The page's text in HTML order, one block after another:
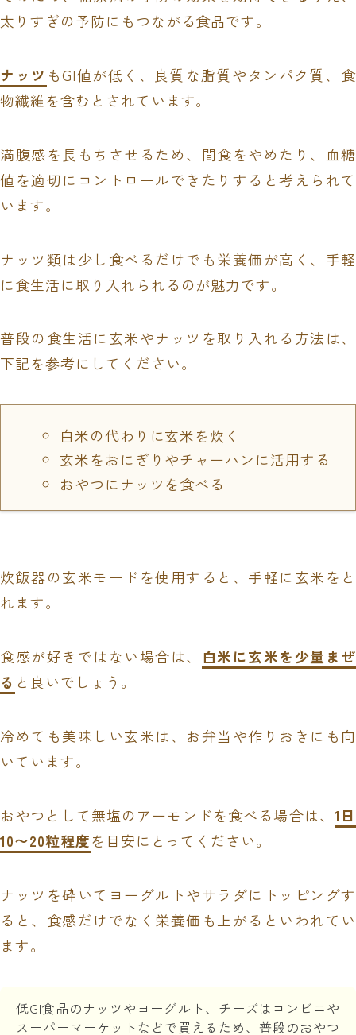
太りすぎの予防にもつながる食品です。
ナッツ もGI値が低く、良質な脂質やタンパク質、食
物繊維を含むとされています。
満腹感を長もちさせるため、間食をやめたり、血糖
値を適切にコントロールできたりすると考えられて
います。
ナッツ類は少し食べるだけでも栄養価が高く、手軽
に食生活に取り入れられるのが魅力です。
普段の食生活に玄米やナッツを取り入れる方法は、
下記を参考にしてください。
白米の代わりに玄米を炊く
玄米をおにぎりやチャーハンに活用する
おやつにナッツを食べる
炊飯器の玄米モードを使用すると、手軽に玄米をと
れます。
食感が好きではない場合は、 白米に玄米を少量まぜ
る と良いでしょう。
冷めても美味しい玄米は、お弁当や作りおきにも向
いています。
おやつとして無塩のアーモンドを食べる場合は、 1日
10〜20粒程度を目安にとってください。
ナッツを砕いてヨーグルトやサラダにトッピングす
ると、食感だけでなく栄養価も上がるといわれてい
ます。
低GI食品のナッツやヨーグルト、チーズはコンビニや
スーパーマーケットなどで買えるため、普段のおやつ